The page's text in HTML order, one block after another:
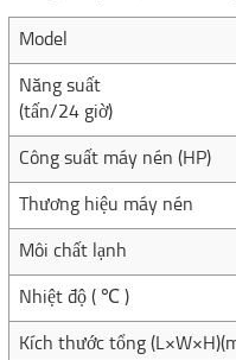
Model
Năng suất
(tấn/24 giờ)
Công suất máy nén (HP)
Thương hiệu máy nén
Môi chất lạnh
Nhiệt độ ( ℃ )
Kích thước tổng